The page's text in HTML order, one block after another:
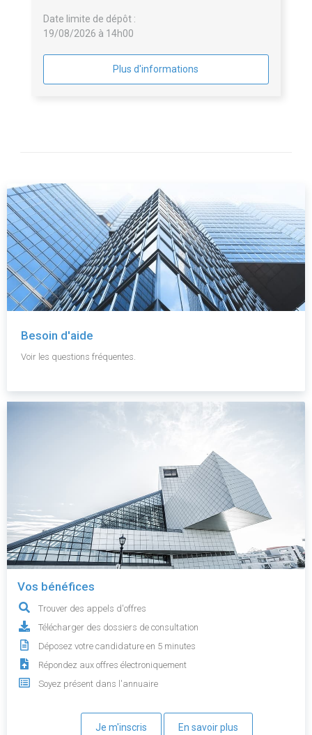
Date limite de dépôt :
19/08/2026 à 14h00
Plus d'informations
Besoin d'aide
Voir les questions fréquentes.
Vos bénéfices
Trouver des appels d'offres
Télécharger des dossiers de consultation
Déposez votre candidature en 5 minutes
Répondez aux offres électroniquement
Soyez présent dans l'annuaire
Je m'inscris En savoir plus